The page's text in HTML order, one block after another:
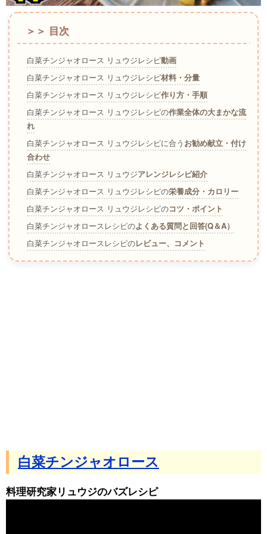
＞＞ 目次
白菜チンジャオロース リュウジレシピ動画
白菜チンジャオロース リュウジレシピ材料・分量
白菜チンジャオロース リュウジレシピ作り方・手順
白菜チンジャオロース リュウジレシピの作業全体の大まかな流
れ
白菜チンジャオロース リュウジレシピに合う お勧め献立・付け
合わせ
白菜チンジャオロース リュウジアレンジレシピ紹介
白菜チンジャオロース リュウジレシピの栄養成分・カロリー
白菜チンジャオロース リュウジレシピのコツ・ポイント
白菜チンジャオロースレシピのよくある質問と回答(Q＆A）
白菜チンジャオロースレシピのレビュー、コメント
白菜チンジャオロース
料理研究家リュウジのバズレシピ